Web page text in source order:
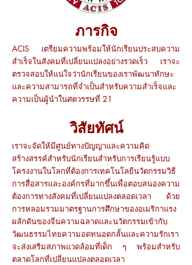
ภารกิจ
ACIS เตรียมความพร้อมให้นักเรียนประสบความ
สำเร็จในสังคมที่เปลี่ยนแปลงอย่างรวดเร็ว เราจะ
ตรวจสอบให้แน่ใจว่านักเรียนของเราพัฒนาทักษะ
และความสามารถที่จำเป็นสำหรับความสำเร็จและ
ความเป็นผู้นำในศตวรรษที่ 21
วิสัยทัศน์
เราจะจัดให้มีศูนย์ทางปัญญาและความคิด
สร้างสรรค์สำหรับนักเรียนสำหรับการเรียนรู้แบบ
โครงงานในโลกที่ต้องการเทคโนโลยีนวัตกรรมวิธี
การสื่อสารและองค์กรที่มากขึ้นเพื่อตอบสนองความ
ต้องการทางสังคมที่เปลี่ยนแปลงตลอดเวลา ด้วย
การหลอมรวมมาตรฐานการศึกษาของอเมริกาแรง
ผลักดันของจีนความฉลาดและนวัตกรรมเข้ากับ
วัฒนธรรมไทยความอดทนอดกลั้นและความรักเรา
จะส่งเสริมสภาพแวดล้อมที่เด็ก ๆ พร้อมสำหรับ
ตลาดโลกที่เปลี่ยนแปลงตลอดเวลา